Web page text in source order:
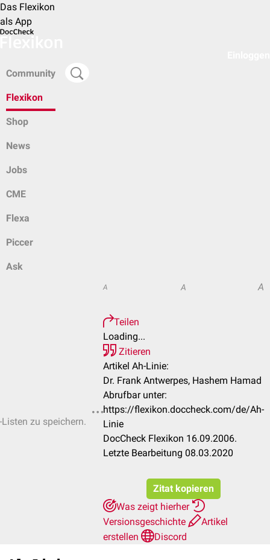
Das Flexikon
als App
Community
Flexikon
Shop
News
Jobs
CME
Flexa
Piccer
Ask
zu speichern.
A A A
Teilen
Loading...
Zitieren
Artikel Ah-Linie:
Dr. Frank Antwerpes, Hashem Hamad
Abrufbar unter:
https://flexikon.doccheck.com/de/Ah-
Linie
DocCheck Flexikon 16.09.2006.
Letzte Bearbeitung 08.03.2020
Zitat kopieren
Was zeigt hierher
Versionsgeschichte
Artikel
erstellen
Discord